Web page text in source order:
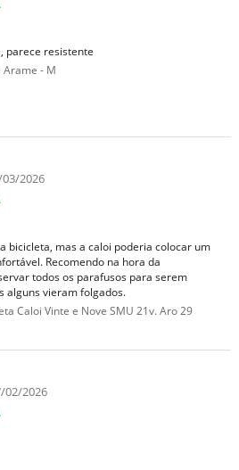
parece resistente
- M
2026
bicicleta, mas a caloi poderia colocar um
Recomendo na hora da
todos os parafusos para serem
alguns vieram folgados.
Caloi Vinte e Nove SMU 21v. Aro 29
02/2026